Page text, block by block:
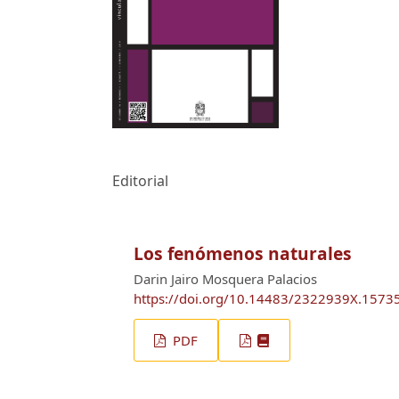
Editorial
Los fenómenos naturales
Darin Jairo Mosquera Palacios
https://doi.org/10.14483/
PDF